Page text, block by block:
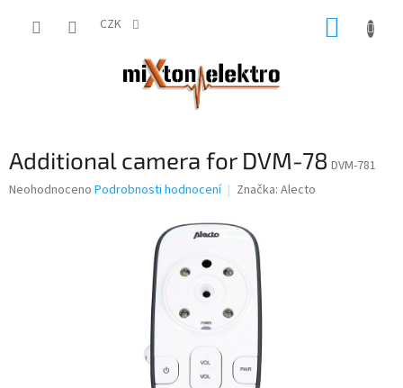
CZK
Additional camera for DVM-78 DVM-781
Průměrné
Neohodnoceno Podrobnosti hodnocení Značka: Alecto